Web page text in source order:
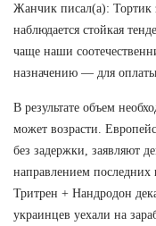
Жанчик писал(а): Тортик
наблюдается стойкая
чаще наши
назначению — для оплаты
В результате объем
может возрасти.
без задержки, заявляют
направлением последних
Тритрен + Нандродон
украинцев уехали на